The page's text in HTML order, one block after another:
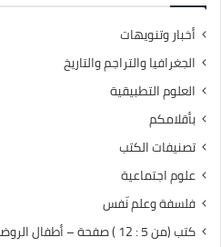
أخبار وتنويهات
الجغرافيا والتراجم والتاريخ
العلوم التطبيقية
بأقلامكم
تصنيفات الكتب
علوم اجتماعية
فلسفة وعلم نّفس
كتب (من 5 : 12 ) صفحة – أطفال الروضة